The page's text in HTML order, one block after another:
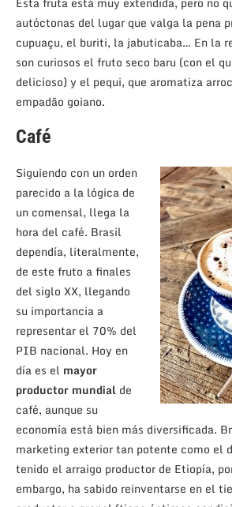
autóctonas del lugar que valga la pena
cupuaçu, el buriti, la jabuticaba… En la
son curiosos el fruto seco baru (con el
delicioso) y el pequi, que aromatiza
empadão goiano.
Café
Siguiendo con un orden
parecido a la lógica de
un comensal, llega la
hora del café. Brasil
dependía, literalmente,
de este fruto a finales
del siglo XX, llegando
su importancia a
representar el 70% del
PIB nacional. Hoy en
día es el mayor
productor mundial de
café, aunque su
economía está bien más diversificada.
marketing exterior tan potente como el
tenido el arraigo productor de Etiopía,
embargo, ha sabido reinventarse en el